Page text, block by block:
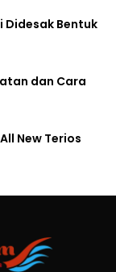
Didesak Bentuk
dan Cara
New Terios